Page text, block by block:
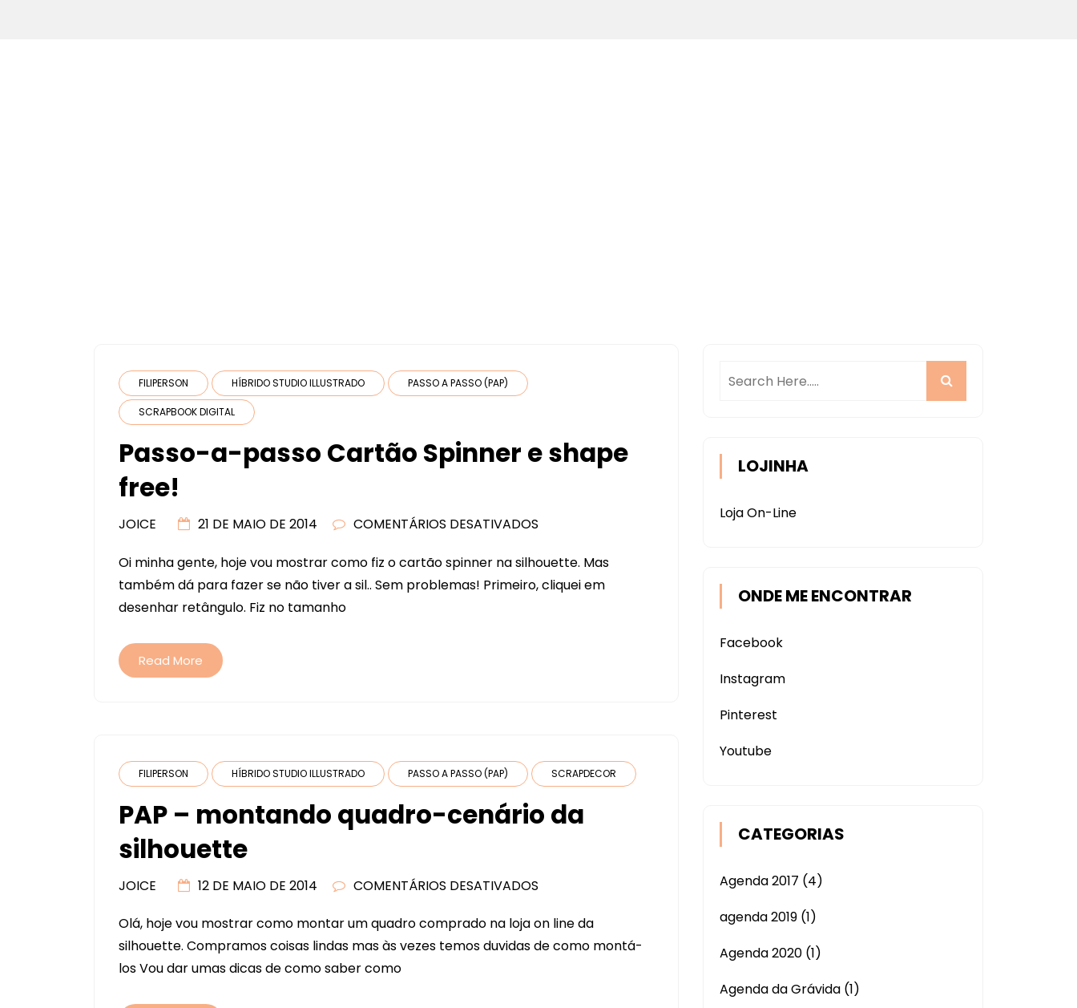
FILIPERSON HÍBRIDO STUDIO ILLUSTRADO PASSO A PASSO (PAP)
SCRAPBOOK DIGITAL
Passo-a-passo Cartão Spinner e shape
free!
JOICE 21 DE MAIO DE 2014 COMENTÁRIOS DESATIVADOS
A-
PASSO
Oi minha gente, hoje vou mostrar como fiz o cartão spinner na silhouette. Mas
também dá para fazer se não tiver a sil.. Sem problemas! Primeiro, cliquei em
desenhar retângulo. Fiz no tamanho
Read More
FILIPERSON HÍBRIDO STUDIO ILLUSTRADO PASSO A PASSO (PAP) SCRAPDECOR
PAP – montando quadro-cenário da
silhouette
JOICE 12 DE MAIO DE 2014 COMENTÁRIOS DESATIVADOS
–
MONTANDO
Olá, hoje vou mostrar como montar um quadro comprado na loja on line da
silhouette. Compramos coisas lindas mas às vezes temos duvidas de como montá-
los Vou dar umas dicas de como saber como
LOJINHA
Loja On-Line
ONDE ME ENCONTRAR
Facebook
Instagram
Pinterest
Youtube
CATEGORIAS
Agenda 2017 (4)
agenda 2019 (1)
Agenda 2020 (1)
Agenda da Grávida (1)